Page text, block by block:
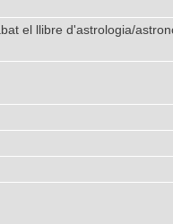
el llibre d'astrologia/